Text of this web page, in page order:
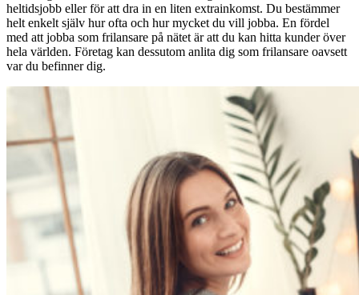
heltidsjobb eller för att dra in en liten extrainkomst. Du bestämmer
helt enkelt själv hur ofta och hur mycket du vill jobba. En fördel
med att jobba som frilansare på nätet är att du kan hitta kunder över
hela världen. Företag kan dessutom anlita dig som frilansare oavsett
var du befinner dig.